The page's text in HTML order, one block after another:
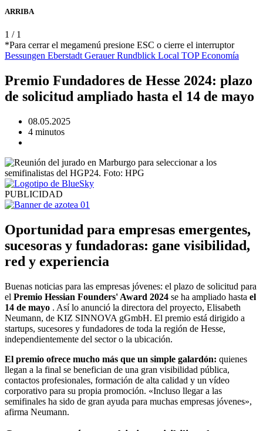
ARRIBA
1 / 1
*Para cerrar el megamenú presione ESC o cierre el interruptor
Bessungen Eberstadt Gerauer Rundblick Local TOPEconomía
Premio Fundadores de Hesse 2024: plazo
de solicitud ampliado hasta el 14 de mayo
08.05.2025
4 minutos
PUBLICIDAD
Oportunidad para empresas emergentes,
sucesoras y fundadoras: gane visibilidad,
red y experiencia
Buenas noticias para las empresas jóvenes: el plazo de solicitud para
el Premio Hessian Founders' Award 2024 se ha ampliado hasta el
14 de mayo . Así lo anunció la directora del proyecto, Elisabeth
Neumann, de KIZ SINNOVA gGmbH. El premio está dirigido a
startups, sucesores y fundadores de toda la región de Hesse,
independientemente del sector o la ubicación.
El premio ofrece mucho más que un simple galardón: quienes
llegan a la final se benefician de una gran visibilidad pública,
contactos profesionales, formación de alta calidad y un vídeo
corporativo para su propia promoción. «Incluso llegar a las
semifinales ha sido de gran ayuda para muchas empresas jóvenes»,
afirma Neumann.